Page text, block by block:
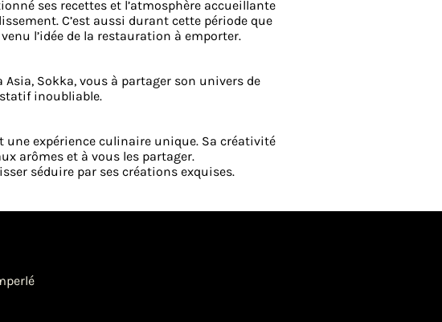
ses recettes et l’atmosphère accueillante
C’est aussi durant cette période que
l’idée de la restauration à emporter.
Sokka, vous à partager son univers de
inoubliable.
expérience culinaire unique. Sa créativité
arômes et à vous les partager.
séduire par ses créations exquises.